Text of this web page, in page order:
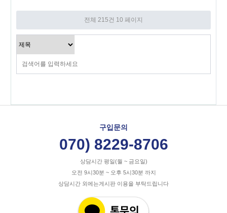
전체 215건 10 페이지
구입문의
070) 8229-8706
상담시간 평일(월 ~ 금요일)
오전 9시30분 ~ 오후 5시30분 까지
상담시간 외에는게시판 이용을 부탁드립니다